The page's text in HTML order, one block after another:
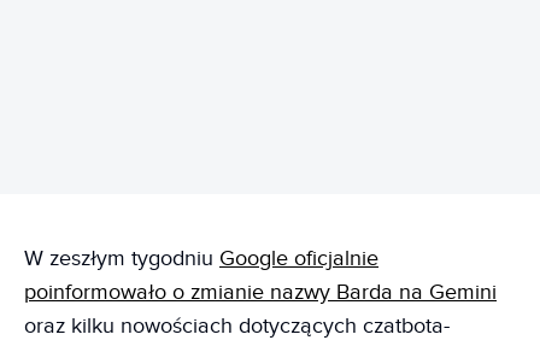
W zeszłym tygodniu Google oficjalnie
poinformowało o zmianie nazwy Barda na Gemini
oraz kilku nowościach dotyczących czatbota-